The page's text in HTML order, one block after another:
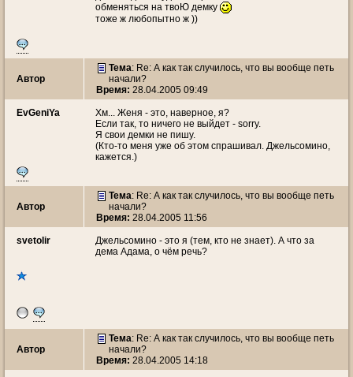
обменяться на твоЮ демку
тоже ж любопытно ж ))
Автор
Тема: Re: А как так случилось, что вы вообще петь
начали?
Время: 28.04.2005 09:49
EvGeniYa
Хм... Женя - это, наверное, я?
Если так, то ничего не выйдет - sorry.
Я свои демки не пишу.
(Кто-то меня уже об этом спрашивал. Джельсомино,
кажется.)
Автор
Тема: Re: А как так случилось, что вы вообще петь
начали?
Время: 28.04.2005 11:56
svetolir
Джельсомино - это я (тем, кто не знает). А что за
дема Адама, о чём речь?
Автор
Тема: Re: А как так случилось, что вы вообще петь
начали?
Время: 28.04.2005 14:18